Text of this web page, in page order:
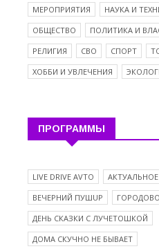
МЕРОПРИЯТИЯ
НАУКА И
ОБЩЕСТВО
ПОЛИТИКА И
РЕЛИГИЯ
СВО СПОРТ
ХОББИ И УВЛЕЧЕНИЯ
ПРОГРАММЫ
LIVE DRIVE AVTO
ВЕЧЕРНИЙ ПУШUP
ДЕНЬ СКАЗКИ С ЛУЧЕТОШКОЙ
ДОМА СКУЧНО НЕ БЫВАЕТ